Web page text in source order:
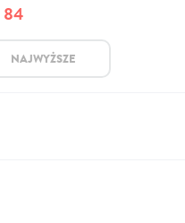
84
NAJWYŻSZE